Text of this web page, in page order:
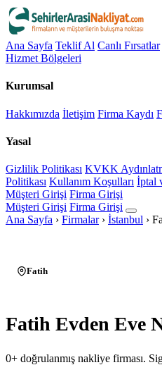
Ana Sayfa Teklif Al Canlı Fırsatlar
Hizmet Bölgeleri
Kurumsal
Hakkımızda İletişim Firma Kaydı
Yasal
Gizlilik Politikası KVKK
Politikası Kullanım Koşulları İptal
Müşteri Girişi Firma Girişi
Müşteri Girişi Firma Girişi
Ana Sayfa › Firmalar › İstanbul ›
Fatih
Fatih Evden Eve
0+ doğrulanmış nakliye firması.